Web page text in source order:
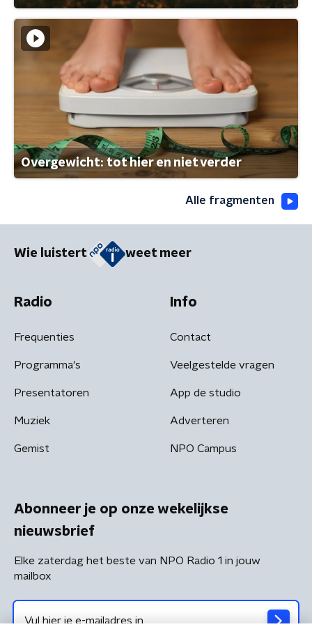
Overgewicht: tot hier en niet verder
Alle fragmenten
Wie luistert weet meer
Radio
Frequenties
Programma's
Presentatoren
Muziek
Gemist
Info
Contact
Veelgestelde vragen
App de studio
Adverteren
NPO Campus
Abonneer je op onze wekelijkse
nieuwsbrief
Elke zaterdag het beste van NPO Radio 1 in jouw
mailbox